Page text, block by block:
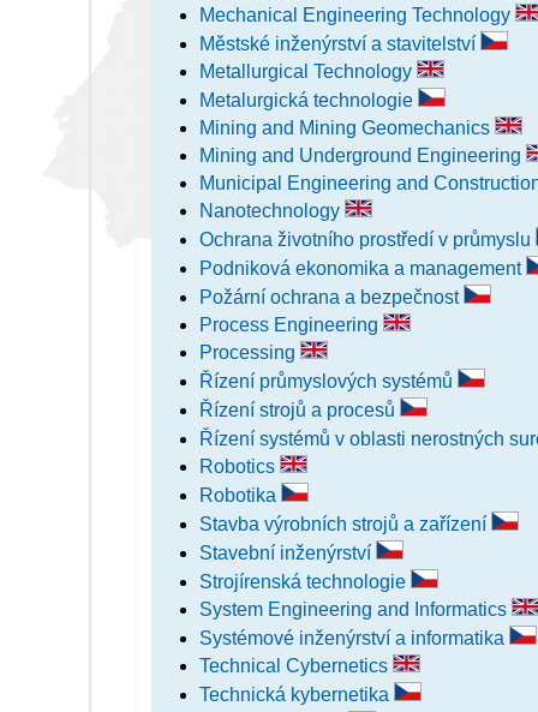
Mechanical Engineering Technology
Městské inženýrství a stavitelství
Metallurgical Technology
Metalurgická technologie
Mining and Mining Geomechanics
Mining and Underground Engineering
Municipal Engineering and
Nanotechnology
Ochrana životního prostředí v průmyslu
Podniková ekonomika a management
Požární ochrana a bezpečnost
Process Engineering
Processing
Řízení průmyslových systémů
Řízení strojů a procesů
Řízení systémů v oblasti nerostných
Robotics
Robotika
Stavba výrobních strojů a zařízení
Stavební inženýrství
Strojírenská technologie
System Engineering and Informatics
Systémové inženýrství a informatika
Technical Cybernetics
Technická kybernetika